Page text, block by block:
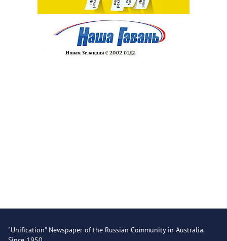
"Unification" Newspaper of the Russian Community in Australia.